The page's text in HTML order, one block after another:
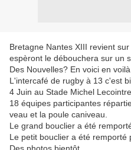
Bretagne Nantes XIII revient
espèront le débouchera sur un
Des Nouvelles? En voici en
L'intercafé de rugby à 13 c'est
4 Juin au Stade Michel
18 équipes participantes
veau et la poule caniveau.
Le grand bouclier a été
Le petit bouclier a été remporté